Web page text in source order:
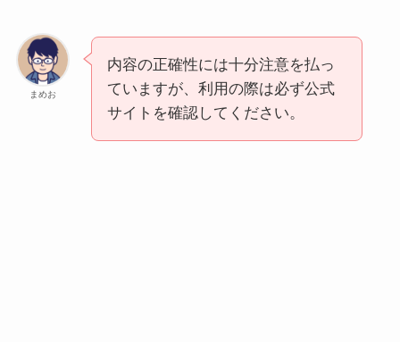
まめお
内容の正確性には十分注意を払っ
ていますが、利用の際は必ず公式
サイトを確認してください。